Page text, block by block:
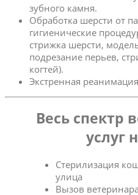
зубного камня.
Обработка шерсти от
гигиенические
стрижка шерсти,
подрезание перьев,
когтей).
Экстренная
Весь спектр
услуг
Стерилизация
улица
Вызов